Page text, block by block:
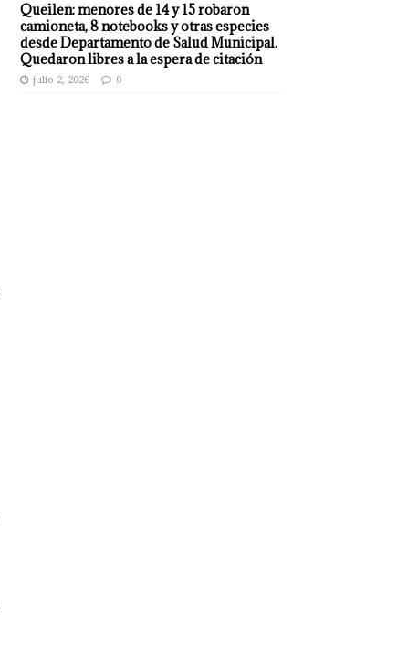
Queilen: menores de 14 y 15 robaron
camioneta, 8 notebooks y otras especies
desde Departamento de Salud Municipal.
Quedaron libres a la espera de citación
julio 2, 2026 0